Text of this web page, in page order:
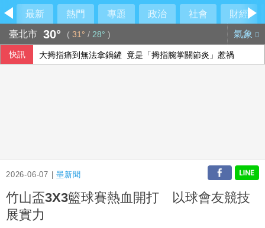
最新 熱門 專題 政治 社會
財經
臺北市 30° ( 31° / 28° ) 氣象
快訊 大拇指痛到無法拿鍋鏟 竟是「拇指腕掌關節炎」惹禍
2026-06-07 |墨新聞
竹山盃3X3籃球賽熱血開打 以球會友競技
展實力